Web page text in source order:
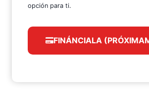
opción para ti.
FINÁNCIALA